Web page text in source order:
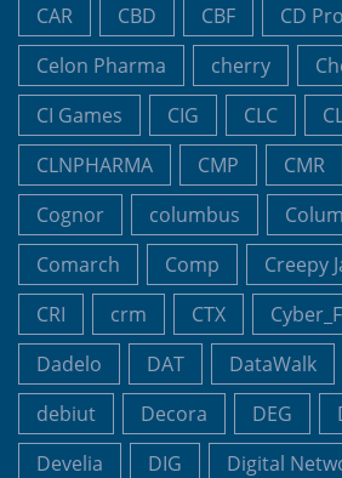
CAR
CBD CBF
CD
Celon Pharma
cherry
CI Games
CIG CLC
CLNPHARMA
CMP CMR
Cognor
columbus
Comarch
Comp Creepy
CRI
crm CTX
Dadelo
DAT DataWalk
debiut
Decora DEG
Develia
DIG Digital